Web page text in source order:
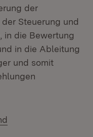
der
Steuerung und
in die Bewertung
in die Ableitung
und somit
neuem Fenster)